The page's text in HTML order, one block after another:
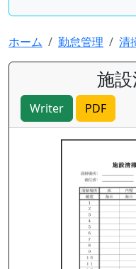
ホーム 勤怠管理 清
施
Writer PDF